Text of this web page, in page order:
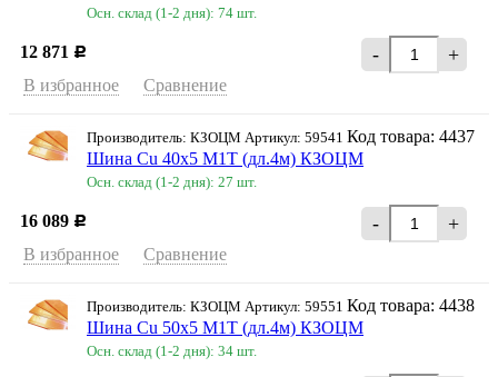
Осн. склад (1-2 дня): 74 шт.
12 871 Р - +
В избранное Сравнение
Производитель: КЗОЦМ Артикул: 59541 Код товара: 4437
Шина Cu 40х5 М1Т (дл.4м) КЗОЦМ
Осн. склад (1-2 дня): 27 шт.
16 089 Р - +
В избранное Сравнение
Производитель: КЗОЦМ Артикул: 59551 Код товара: 4438
Шина Cu 50х5 М1Т (дл.4м) КЗОЦМ
Осн. склад (1-2 дня): 34 шт.